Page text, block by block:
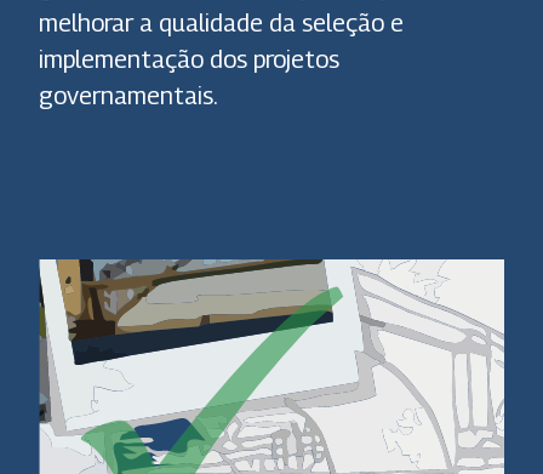
melhorar a qualidade da seleção e
implementação dos projetos
governamentais.